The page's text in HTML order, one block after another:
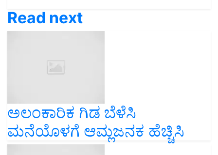
Read next
ಅಲಂಕಾರಿಕ ಗಿಡ ಬೆಳೆಸಿ
ಮನೆಯೊಳಗೆ ಆಮ್ಲಜನಕ ಹೆಚ್ಚಿಸಿ